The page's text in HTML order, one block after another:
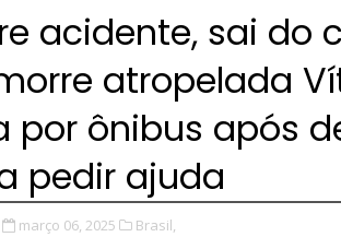
acidente, sai do
atropelada
por ônibus após
pedir ajuda
março 06, 2025 Brasil,